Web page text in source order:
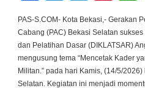
PAS-S.COM- Kota Bekasi,- Gerakan
Cabang (PAC) Bekasi Selatan
dan Pelatihan Dasar (DIKLATSAR)
mengusung tema “Mencetak Kader
Militan.” pada hari Kamis, (14/5/
Selatan. Kegiatan ini menjadi